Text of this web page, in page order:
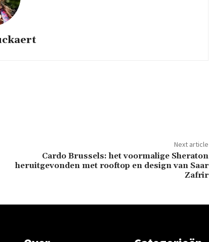
Next article
Cardo Brussels: het voormalige Sheraton
heruitgevonden met rooftop en design van Saar
Zafrir